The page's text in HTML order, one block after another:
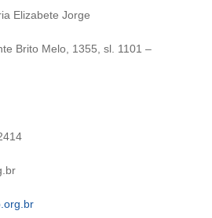
Elizabete Jorge
Brito Melo, 1355, sl. 1101 –